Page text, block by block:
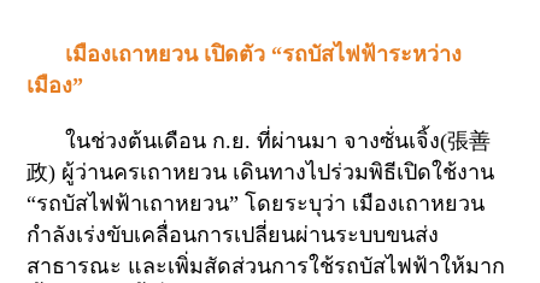
เมืองเถาหยวน เปิดตัว “รถบัสไฟฟ้าระหว่าง
เมือง”
ในช่วงต้นเดือน ก.ย. ที่ผ่านมา จางซั่นเจิ้ง(張善
政) ผู้ว่านครเถาหยวน เดินทางไปร่วมพิธีเปิดใช้งาน
“รถบัสไฟฟ้าเถาหยวน” โดยระบุว่า เมืองเถาหยวน
กำลังเร่งขับเคลื่อนการเปลี่ยนผ่านระบบขนส่ง
สาธารณะ และเพิ่มสัดส่วนการใช้รถบัสไฟฟ้าให้มาก